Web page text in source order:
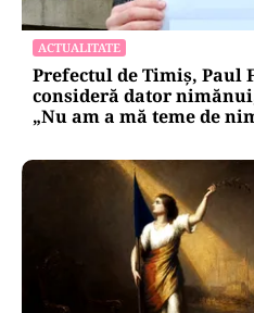
ACTUALITATE
Prefectul de Timiș, Paul
consideră dator
„Nu am a mă teme de